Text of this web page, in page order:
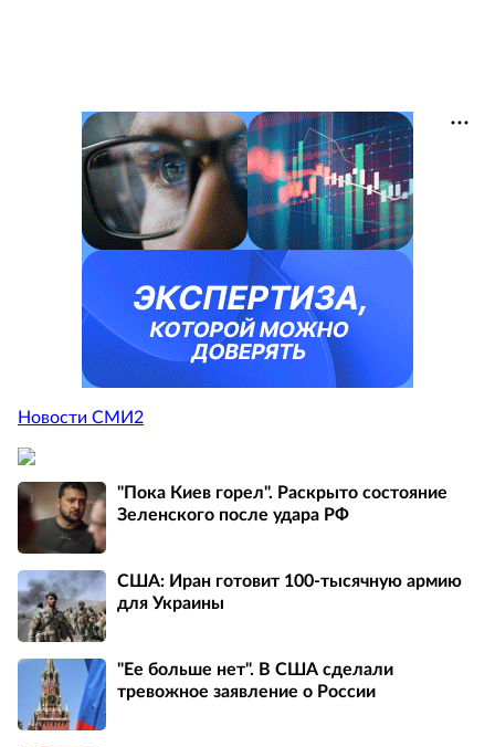
Новости СМИ2
"Пока Киев горел". Раскрыто состояние
Зеленского после удара РФ
США: Иран готовит 100-тысячную армию
для Украины
"Ее больше нет". В США сделали
тревожное заявление о России